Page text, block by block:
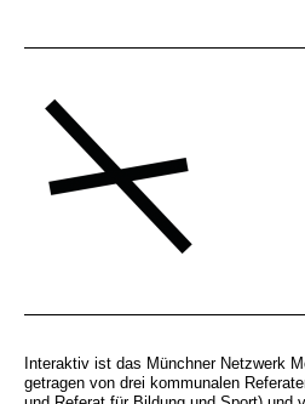
Interaktiv ist das Münchner Netzwerk
getragen von drei kommunalen